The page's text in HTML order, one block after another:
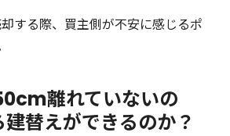
する際、買主側が不安に感じるポ
離れていないの
替えができるのか？